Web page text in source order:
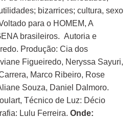
bizarrices; cultura, sexo
para o HOMEM, A
brasileiros. Autoria e
Produção: Cia dos
Figueiredo, Neryssa Sayuri,
Marco Ribeiro, Rose
Souza, Daniel Dalmoro.
Técnico de Luz: Décio
Lulu Ferreira. Onde: